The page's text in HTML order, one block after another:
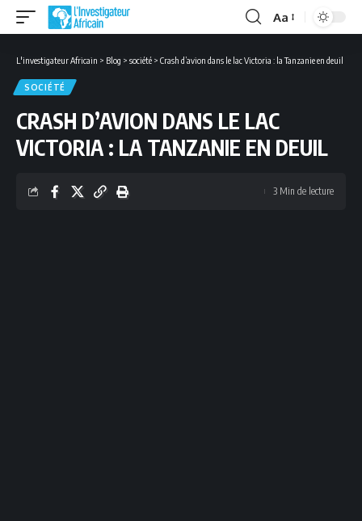
Font
Aa
L'investigateur Africain > Blog > société > Crash d’avion dans le lac Victoria : la Tanzanie en deuil
SOCIÉTÉ
CRASH D’AVION DANS LE LAC
VICTORIA : LA TANZANIE EN DEUIL
3 Min de lecture